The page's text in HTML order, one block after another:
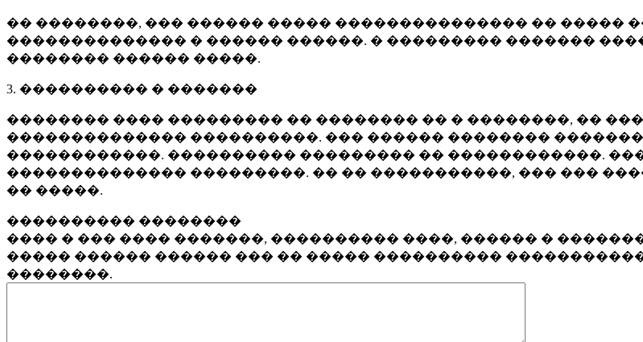
�� ��������, ��� ������ ����� ��������������� �� �����
�������������� � ������ ������. � ��������� �������
�������� ������ �����.
3. ���������� � �������
�������� ���� ��������� �� �������� �� � ��������, ��
�������������� ����������. ��� ������ ��������
������������. ���������� ��������� �� ������������.
�������������� ���������. �� �� �����������, ��� ���
�� �����.
���������� ��������
���� � ��� ���� �������, ���������� ����, ������ �
����� ������ ������ ��� �� ����� ����������
��������.